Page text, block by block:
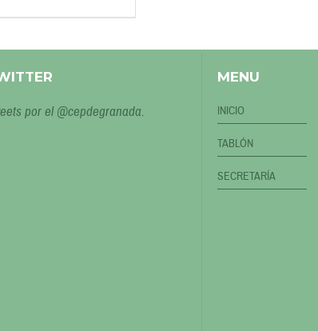
por el @cepdegranada.
MENU
INICIO
TABLÓN
SECRETARÍA